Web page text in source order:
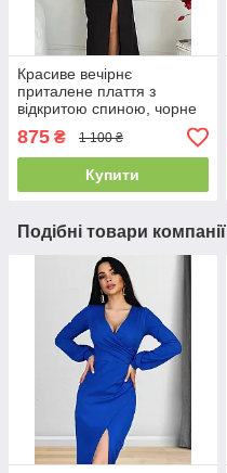
Красиве вечірнє
приталене плаття з
відкритою спиною, чорне
875 ₴ 1 100 ₴
Купити
Подібні товари компанії